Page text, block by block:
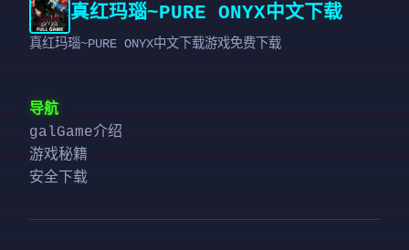
真红玛瑙~PURE ONYX中文下载
真红玛瑙~PURE ONYX中文下载游戏免费下载
导航
galGame介绍
游戏秘籍
安全下载